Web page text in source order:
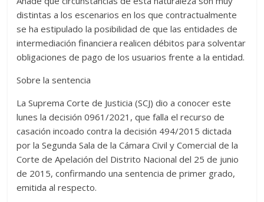
distintas a los escenarios en los que contractualmente
se ha estipulado la posibilidad de que las entidades de
intermediación financiera realicen débitos para solventar
obligaciones de pago de los usuarios frente a la entidad.
Sobre la sentencia
La Suprema Corte de Justicia (SCJ) dio a conocer este
lunes la decisión 0961/2021, que falla el recurso de
casación incoado contra la decisión 494/2015 dictada
por la Segunda Sala de la Cámara Civil y Comercial de la
Corte de Apelación del Distrito Nacional del 25 de junio
de 2015, confirmando una sentencia de primer grado,
emitida al respecto.